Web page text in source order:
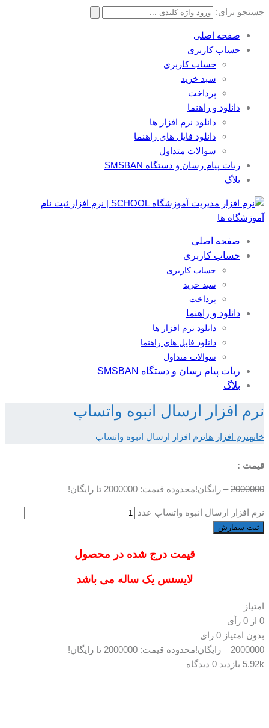
جستجو برای:
صفحه اصلی
حساب کاربری
حساب کاربری
سبد خرید
پرداخت
دانلود و راهنما
دانلود نرم افزار ها
دانلود فایل های راهنما
سوالات متداول
ربات پیام رسان و دستگاه SMSBAN
بلاگ
صفحه اصلی
حساب کاربری
حساب کاربری
سبد خرید
پرداخت
دانلود و راهنما
دانلود نرم افزار ها
دانلود فایل های راهنما
سوالات متداول
ربات پیام رسان و دستگاه SMSBAN
بلاگ
نرم افزار ارسال انبوه واتساپ
خانهنرم افزار هانرم افزار ارسال انبوه واتساپ
قیمت :
2000000
– رایگان!محدوده قیمت: 2000000 تا رایگان!
نرم افزار ارسال انبوه واتساپ عدد
ثبت سفارش
قیمت درج شده در محصول
لایسنس یک ساله می باشد
امتیاز
0 از 0 رأی
بدون امتیاز 0 رای
2000000
– رایگان!محدوده قیمت: 2000000 تا رایگان!
5.92k بازدید